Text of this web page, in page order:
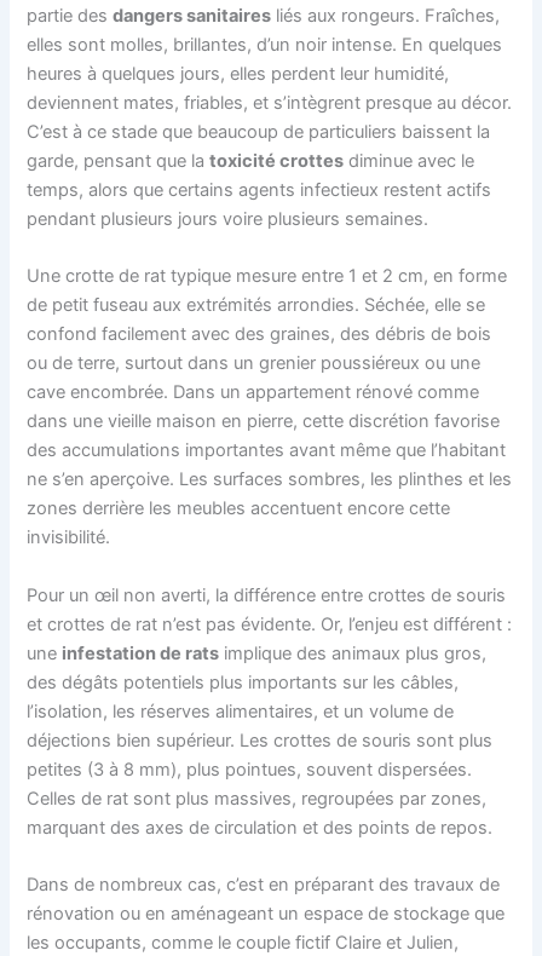
partie desdangers sanitaires liés aux rongeurs. Fraîches,
elles sont molles, brillantes, d’un noir intense. En quelques
heures à quelques jours, elles perdent leur humidité,
deviennent mates, friables, et s’intègrent presque au décor.
C’est à ce stade que beaucoup de particuliers baissent la
garde, pensant que latoxicité crottes diminue avec le
temps, alors que certains agents infectieux restent actifs
pendant plusieurs jours voire plusieurs semaines.
Une crotte de rat typique mesure entre 1 et 2 cm, en forme
de petit fuseau aux extrémités arrondies. Séchée, elle se
confond facilement avec des graines, des débris de bois
ou de terre, surtout dans un grenier poussiéreux ou une
cave encombrée. Dans un appartement rénové comme
dans une vieille maison en pierre, cette discrétion favorise
des accumulations importantes avant même que l’habitant
ne s’en aperçoive. Les surfaces sombres, les plinthes et les
zones derrière les meubles accentuent encore cette
invisibilité.
Pour un œil non averti, la différence entre crottes de souris
et crottes de rat n’est pas évidente. Or, l’enjeu est différent :
une infestation de rats implique des animaux plus gros,
des dégâts potentiels plus importants sur les câbles,
l’isolation, les réserves alimentaires, et un volume de
déjections bien supérieur. Les crottes de souris sont plus
petites (3 à 8 mm), plus pointues, souvent dispersées.
Celles de rat sont plus massives, regroupées par zones,
marquant des axes de circulation et des points de repos.
Dans de nombreux cas, c’est en préparant des travaux de
rénovation ou en aménageant un espace de stockage que
les occupants, comme le couple fictif Claire et Julien,